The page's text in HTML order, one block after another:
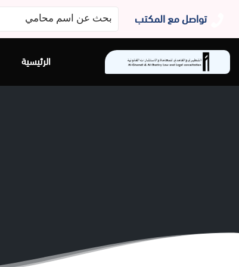
تواصل مع المكتب
البحث
عن:
الرئيسية